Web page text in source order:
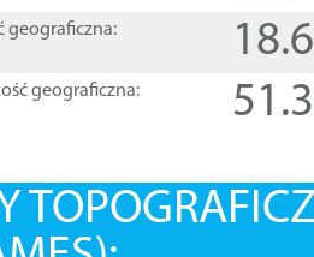
geograficzna:
geograficzna: